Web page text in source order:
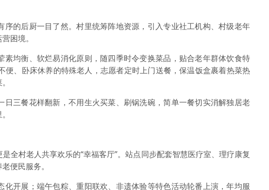
的后厨一目了然。村里统筹阵地资源，引入专业社工机构、村级老年
困境。
均衡、软烂易消化原则，随四季时令变换菜品，贴合老年群体饮食特
便、卧床休养的特殊老人，志愿者定时上门送餐，保温饭盒裹着热菜热
三餐花样翻新，不用生火买菜、刷锅洗碗，简单一餐切实消解独居老
全村老人共享欢乐的“幸福客厅”。站点同步配套智慧医疗室、理疗康复
便民服务。
开展；端午包粽、重阳联欢、非遗体验等特色活动轮番上演，年均服